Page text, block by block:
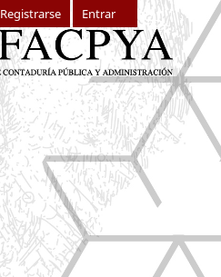
Registrarse Entrar